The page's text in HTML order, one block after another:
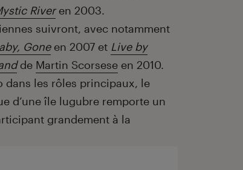
Riveren 2003.
suivront, avec notamment
Goneen 2007 et Live by
de Martin Scorsese en 2010.
dans les rôles principaux, le
d’une île lugubre remporte un
grandement à la